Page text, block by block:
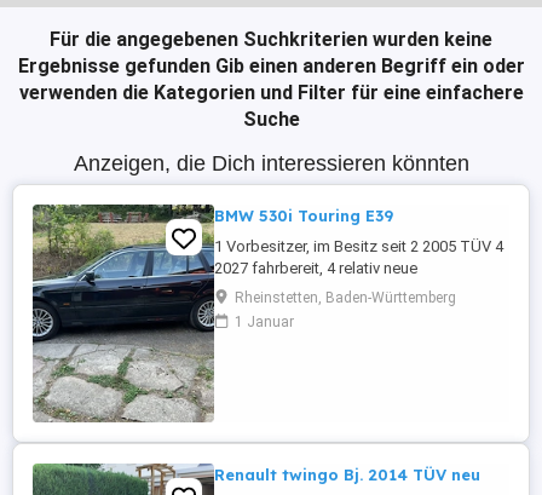
Für die angegebenen Suchkriterien wurden keine
Ergebnisse gefunden Gib einen anderen Begriff ein oder
verwenden die Kategorien und Filter für eine einfachere
Suche
Anzeigen, die Dich interessieren könnten
BMW 530i Touring E39
1 Vorbesitzer, im Besitz seit 2 2005 TÜV 4
2027 fahrbereit, 4 relativ neue
Sommerreifen, 4 relativ neue Winterreifen
mit Alufelgen, regelmäßige Inspektion,
Automatikgetriebe neu 2020 mit ca. 249
Rheinstetten, Baden-Württemberg
1 Januar
Renault twingo Bj. 2014 TÜV neu